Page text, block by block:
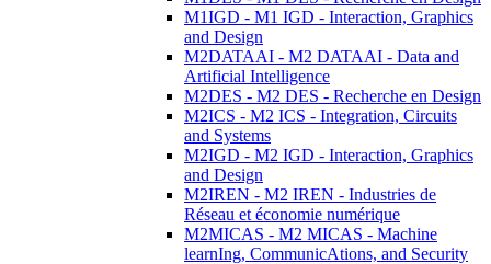
M1IGD - M1 IGD - Interaction, Graphics
and Design
M2DATAAI - M2 DATAAI - Data and
Artificial Intelligence
M2DES - M2 DES - Recherche en Design
M2ICS - M2 ICS - Integration, Circuits
and Systems
M2IGD - M2 IGD - Interaction, Graphics
and Design
M2IREN - M2 IREN - Industries de
Réseau et économie numérique
M2MICAS - M2 MICAS - Machine
learnIng, CommunicAtions, and Security